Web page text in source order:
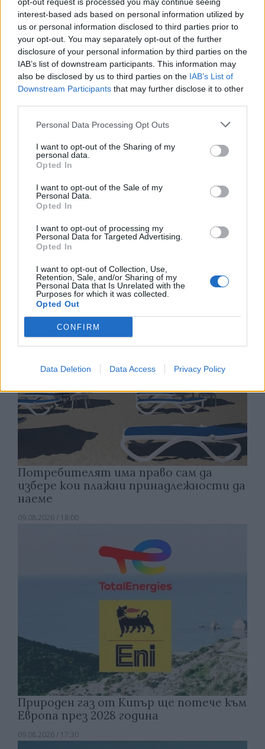
interest-based ads based on personal information utilized by
us or personal information disclosed to third parties prior to
your opt-out. You may separately opt-out of the further
disclosure of your personal information by third parties on the
IAB’s list of downstream participants. This information may
also be disclosed by us to third parties on the IAB’s List of
Downstream Participants that may further disclose it to other
Personal Data Processing Opt Outs
I want to opt-out of the Sharing of my
personal data.
Opted In
I want to opt-out of the Sale of my
Personal Data.
Opted In
I want to opt-out of processing my
Personal Data for Targeted Advertising.
Opted In
I want to opt-out of Collection, Use,
Retention, Sale, and/or Sharing of my
Personal Data that Is Unrelated with the
Purposes for which it was collected.
Opted Out
CONFIRM
Data Deletion Data Access Privacy Policy
Цените на петрола се покачват
10.08.2026 / 15:00
Увеличението на цените по морето
сви потреблението на
туристическия продукт с около 1/3
09.08.2026 / 18:30
Потребителят има право сам да
избере кои плажни принадлежности да
наеме
09.08.2026 / 18:00
Природен газ от Кипър ще потече към
Европа през 2028 година
09.08.2026 / 17:30